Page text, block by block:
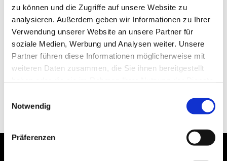
zu können und die Zugriffe auf unsere Website zu
analysieren. Außerdem geben wir Informationen zu Ihrer
Verwendung unserer Website an unsere Partner für
soziale Medien, Werbung und Analysen weiter. Unsere
Partner führen diese Informationen möglicherweise mit
weiteren Daten zusammen, die Sie ihnen bereitgestellt
Notwendig
Präferenzen